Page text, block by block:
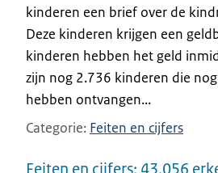
kinderen een brief over de
Deze kinderen krijgen een
kinderen hebben het geld
zijn nog 2.736 kinderen die
hebben ontvangen...
Categorie Feiten en cijfers